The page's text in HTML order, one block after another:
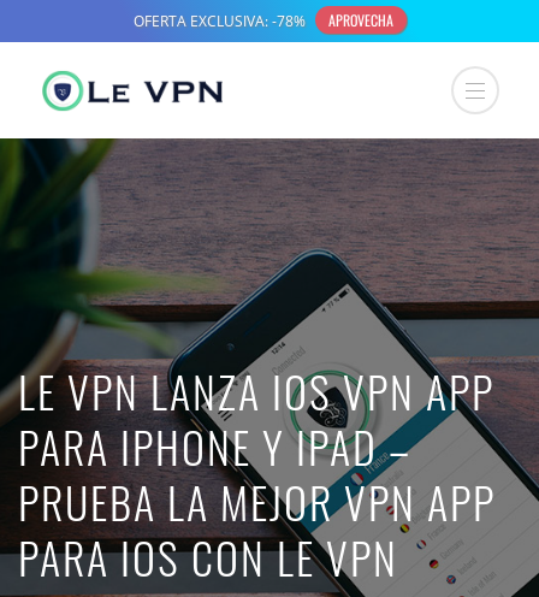
LE VPN LANZA IOS VPN APP
PARA IPHONE Y IPAD –
PRUEBA LA MEJOR VPN APP
PARA IOS CON LE VPN